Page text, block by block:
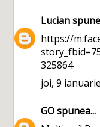
Lucian
https://
325864
joi, 9
GOspunea...